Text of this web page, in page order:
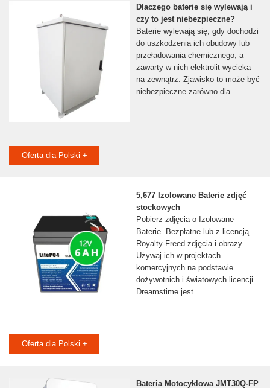
Dlaczego baterie się wylewają i
czy to jest niebezpieczne?
Baterie wylewają się, gdy dochodzi
do uszkodzenia ich obudowy lub
przeładowania chemicznego, a
zawarty w nich elektrolit wycieka
na zewnątrz. Zjawisko to może być
niebezpieczne zarówno dla
Oferta dla Polski +
5,677 Izolowane Baterie zdjęć
stockowych
Pobierz zdjęcia o Izolowane
Baterie. Bezpłatne lub z licencją
Royalty-Freed zdjęcia i obrazy.
Używaj ich w projektach
komercyjnych na podstawie
dożywotnich i światowych licencji.
Dreamstime jest
Oferta dla Polski +
Bateria Motocyklowa JMT30Q-FP